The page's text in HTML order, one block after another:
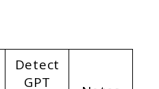
Detect
GPT